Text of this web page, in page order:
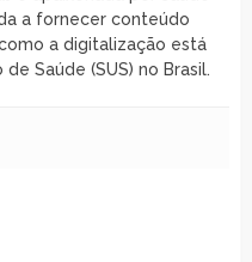
a fornecer conteúdo
a digitalização está
Saúde (SUS) no Brasil.